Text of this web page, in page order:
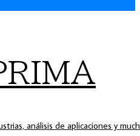
análisis de aplicaciones y